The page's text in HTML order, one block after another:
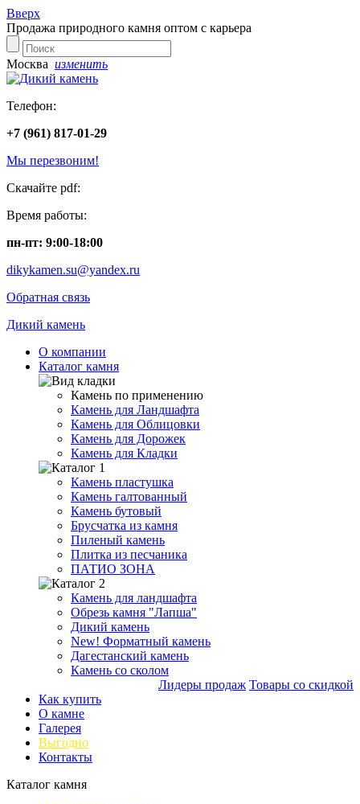
Вверх
Продажа природного камня оптом с карьера
Москва изменить
Телефон:
+7 (961) 817-01-29
Мы перезвоним!
Скачайте pdf:
Время работы:
пн-пт: 9:00-18:00
dikykamen.su@yandex.ru
Обратная связь
Дикий камень
О компании
Каталог камня
Камень по применению
Камень для Ландшафта
Камень для Облицовки
Камень для Дорожек
Камень для Кладки
Камень пластушка
Камень галтованный
Камень бутовый
Брусчатка из камня
Пиленый камень
Плитка из песчаника
ПАТИО ЗОНА
Камень для ландшафта
Обрезь камня "Лапша"
Дикий камень
New! Форматный камень
Дагестанский камень
Камень со сколом
Лидеры продаж Товары со скидкой
Как купить
О камне
Галерея
Выгодно
Контакты
Каталог камня